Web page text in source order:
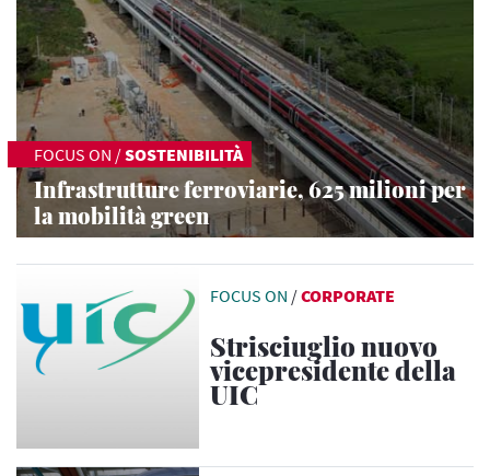
FOCUS ON /SOSTENIBILITÀ
Infrastrutture ferroviarie, 625 milioni per
la mobilità green
FOCUS ON /CORPORATE
Strisciuglio nuovo
vicepresidente della
UIC